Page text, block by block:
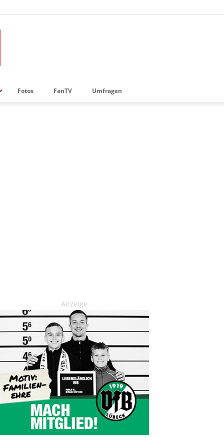
Fotos FanTV Umfragen
Anzeige